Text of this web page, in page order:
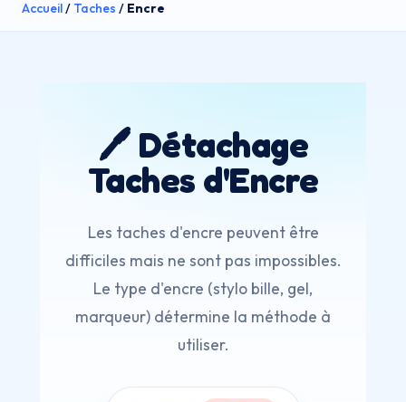
Accueil/ Taches / Encre
🖊️ Détachage
Taches d'Encre
Les taches d'encre peuvent être
difficiles mais ne sont pas impossibles.
Le type d'encre (stylo bille, gel,
marqueur) détermine la méthode à
utiliser.